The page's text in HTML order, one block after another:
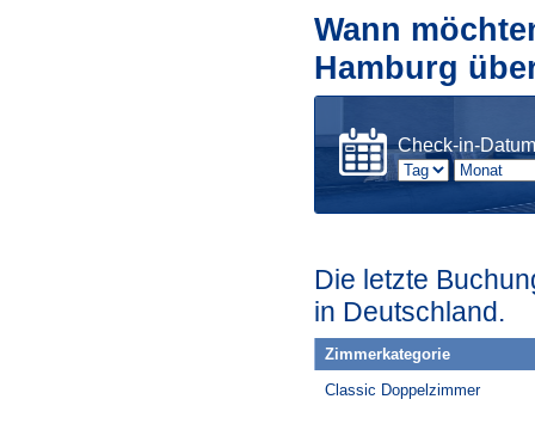
Wann
Hamburg
Check-in-Datum
Die letzte
in Deutschland.
Zimmerkategorie
Classic Doppelzimmer